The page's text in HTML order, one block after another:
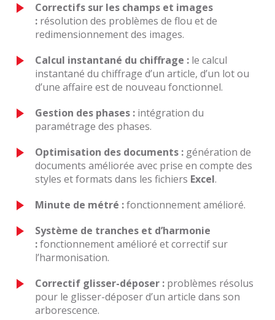
Correctifs sur les champs et images
:résolution des problèmes de flou et de
redimensionnement des images.
Calcul instantané du chiffrage :le calcul
instantané du chiffrage d’un article, d’un lot ou
d’une affaire est de nouveau fonctionnel.
Gestion des phases :intégration du
paramétrage des phases.
Optimisation des documents :génération de
documents améliorée avec prise en compte des
styles et formats dans les fichiers Excel.
Minute de métré :fonctionnement amélioré.
Système de tranches et d’harmonie
:fonctionnement amélioré et correctif sur
l’harmonisation.
Correctif glisser-déposer :problèmes résolus
pour le glisser-déposer d’un article dans son
arborescence.